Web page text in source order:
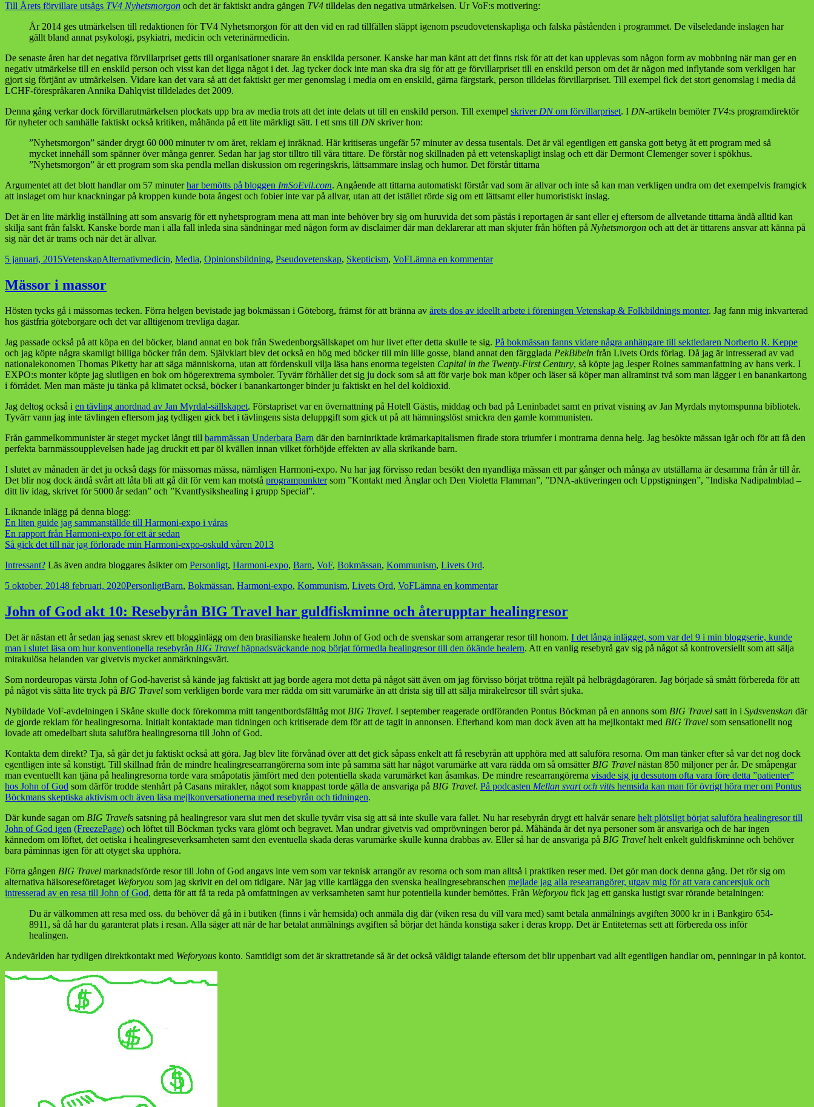
Till Årets förvillare utsågs TV4 Nyhetsmorgon och det är faktiskt andra gången TV4 tilldelas den negativa utmärkelsen. Ur VoF:s motivering:
År 2014 ges utmärkelsen till redaktionen för TV4 Nyhetsmorgon för att den vid en rad tillfällen släppt igenom pseudovetenskapliga och falska påståenden i programmet. De vilseledande inslagen har
gällt bland annat psykologi, psykiatri, medicin och veterinärmedicin.
De senaste åren har det negativa förvillarpriset getts till organisationer snarare än enskilda personer. Kanske har man känt att det finns risk för att det kan upplevas som någon form av mobbning när man ger en
negativ utmärkelse till en enskild person och visst kan det ligga något i det. Jag tycker dock inte man ska dra sig för att ge förvillarpriset till en enskild person om det är någon med inflytande som verkligen har
gjort sig förtjänt av utmärkelsen. Vidare kan det vara så att det faktiskt ger mer genomslag i media om en enskild, gärna färgstark, person tilldelas förvillarpriset. Till exempel fick det stort genomslag i media då
LCHF-förespråkaren Annika Dahlqvist tilldelades det 2009.
Denna gång verkar dock förvillarutmärkelsen plockats upp bra av media trots att det inte delats ut till en enskild person. Till exempel skriver DNom förvillarpriset. I DN-artikeln bemöter TV4:s programdirektör
för nyheter och samhälle faktiskt också kritiken, måhända på ett lite märkligt sätt. I ett sms till DNskriver hon:
”Nyhetsmorgon” sänder drygt 60 000 minuter tv om året, reklam ej inräknad. Här kritiseras ungefär 57 minuter av dessa tusentals. Det är väl egentligen ett ganska gott betyg åt ett program med så
mycket innehåll som spänner över många genrer. Sedan har jag stor tilltro till våra tittare. De förstår nog skillnaden på ett vetenskapligt inslag och ett där Dermont Clemenger sover i spökhus.
”Nyhetsmorgon” är ett program som ska pendla mellan diskussion om regeringskris, lättsammare inslag och humor. Det förstår tittarna
Argumentet att det blott handlar om 57 minuterhar bemötts på bloggen ImSoEvil.com. Angående att tittarna automatiskt förstår vad som är allvar och inte så kan man verkligen undra om det exempelvis framgick
att inslaget om hur knackningar på kroppen kunde bota ångest och fobier inte var på allvar, utan att det istället rörde sig om ett lättsamt eller humoristiskt inslag.
Det är en lite märklig inställning att som ansvarig för ett nyhetsprogram mena att man inte behöver bry sig om huruvida det som påstås i reportagen är sant eller ej eftersom de allvetande tittarna ändå alltid kan
skilja sant från falskt. Kanske borde man i alla fall inleda sina sändningar med någon form av disclaimer där man deklarerar att man skjuter från höften på Nyhetsmorgon och att det är tittarens ansvar att känna på
sig när det är trams och när det är allvar.
Postat
5 januari, 2015Kategorier
VetenskapTaggar
Alternativmedicin, Media, Opinionsbildning, Pseudovetenskap, Skepticism, VoFLämna en kommentartill
förvillare
Mässor i massor
Hösten tycks gå i mässornas tecken. Förra helgen bevistade jag bokmässan i Göteborg, främst för att bränna av årets dos av ideellt arbete i föreningen Vetenskap & Folkbildnings monter. Jag fann mig inkvarterad
hos gästfria göteborgare och det var alltigenom trevliga dagar.
Jag passade också på att köpa en del böcker, bland annat en bok från Swedenborgsällskapet om hur livet efter detta skulle te sig. På bokmässan fanns vidare några anhängare till sektledaren Norberto R. Keppe
och jag köpte några skamligt billiga böcker från dem. Självklart blev det också en hög med böcker till min lille gosse, bland annat den färgglada PekBibeln från Livets Ords förlag. Då jag är intresserad av vad
nationalekonomen Thomas Piketty har att säga människorna, utan att fördenskull vilja läsa hans enorma tegelsten Capital in the Twenty-First Century, så köpte jag Jesper Roines sammanfattning av hans verk. I
EXPO:s monter köpte jag slutligen en bok om högerextrema symboler. Tyvärr förhåller det sig ju dock som så att för varje bok man köper och läser så köper man allraminst två som man lägger i en banankartong
i förrådet. Men man måste ju tänka på klimatet också, böcker i banankartonger binder ju faktiskt en hel del koldioxid.
Jag deltog också i en tävling anordnad av Jan Myrdal-sällskapet. Förstapriset var en övernattning på Hotell Gästis, middag och bad på Leninbadet samt en privat visning av Jan Myrdals mytomspunna bibliotek.
Tyvärr vann jag inte tävlingen eftersom jag tydligen gick bet i tävlingens sista deluppgift som gick ut på att hämningslöst smickra den gamle kommunisten.
Från gammelkommunister är steget mycket långt till barnmässan Underbara Barn där den barninriktade krämarkapitalismen firade stora triumfer i montrarna denna helg. Jag besökte mässan igår och för att få den
perfekta barnmässoupplevelsen hade jag druckit ett par öl kvällen innan vilket förhöjde effekten av alla skrikande barn.
I slutet av månaden är det ju också dags för mässornas mässa, nämligen Harmoni-expo. Nu har jag förvisso redan besökt den nyandliga mässan ett par gånger och många av utställarna är desamma från år till år.
Det blir nog dock ändå svårt att låta bli att gå dit för vem kan motstå programpunktersom ”Kontakt med Änglar och Den Violetta Flamman”, ”DNA-aktiveringen och Uppstigningen”, ”Indiska Nadipalmblad –
ditt liv idag, skrivet för 5000 år sedan” och ”Kvantfysikshealing i grupp Special”.
Liknande inlägg på denna blogg:
En liten guide jag sammanställde till Harmoni-expo i våras
En rapport från Harmoni-expo för ett år sedan
Så gick det till när jag förlorade min Harmoni-expo-oskuld våren 2013
Intressant? Läs även andra bloggares åsikter om Personligt, Harmoni-expo, Barn, VoF, Bokmässan, Kommunism, Livets Ord.
Postat
5 oktober, 20148 februari, 2020Kategorier
PersonligtTaggar
Barn, Bokmässan, Harmoni-expo, Kommunism, Livets Ord, VoFLämna en kommentartill
massor
John of God akt 10: Resebyrån BIG Travel har guldfiskminne och återupptar healingresor
Det är nästan ett år sedan jag senast skrev ett blogginlägg om den brasilianske healern John of God och de svenskar som arrangerar resor till honom. I det långa inlägget, som var del 9 i min bloggserie, kunde
man i slutet läsa om hur konventionella resebyrån BIG Travel häpnadsväckande nog börjat förmedla healingresor till den ökände healern. Att en vanlig resebyrå gav sig på något så kontroversiellt som att sälja
mirakulösa helanden var givetvis mycket anmärkningsvärt.
Som nordeuropas värsta John of God-haverist så kände jag faktiskt att jag borde agera mot detta på något sätt även om jag förvisso börjat tröttna rejält på helbrägdagöraren. Jag började så smått förbereda för att
på något vis sätta lite tryck på BIG Travel som verkligen borde vara mer rädda om sitt varumärke än att drista sig till att sälja mirakelresor till svårt sjuka.
Nybildade VoF-avdelningen i Skåne skulle dock förekomma mitt tangentbordsfälttåg mot BIG Travel. I september reagerade ordföranden Pontus Böckman på en annons som BIG Travel satt in i Sydsvenskan där
de gjorde reklam för healingresorna. Initialt kontaktade man tidningen och kritiserade dem för att de tagit in annonsen. Efterhand kom man dock även att ha mejlkontakt med BIG Travel som sensationellt nog
lovade att omedelbart sluta saluföra healingresorna till John of God.
Kontakta dem direkt? Tja, så går det ju faktiskt också att göra. Jag blev lite förvånad över att det gick såpass enkelt att få resebyrån att upphöra med att saluföra resorna. Om man tänker efter så var det nog dock
egentligen inte så konstigt. Till skillnad från de mindre healingresearrangörerna som inte på samma sätt har något varumärke att vara rädda om så omsätter BIG Travel nästan 850 miljoner per år. De småpengar
man eventuellt kan tjäna på healingresorna torde vara småpotatis jämfört med den potentiella skada varumärket kan åsamkas. De mindre researrangörerna visade sig ju dessutom ofta vara före detta ”patienter”
hos John of God som därför trodde stenhårt på Casans mirakler, något som knappast torde gälla de ansvariga på BIG Travel. På podcasten Mellan svart och vitts hemsida kan man för övrigt höra mer om Pontus
Böckmans skeptiska aktivism och även läsa mejlkonversationerna med resebyrån och tidningen.
Där kunde sagan om BIG Travels satsning på healingresor vara slut men det skulle tyvärr visa sig att så inte skulle vara fallet. Nu har resebyrån drygt ett halvår senare helt plötsligt börjat saluföra healingresor till
John of God igen (FreezePage) och löftet till Böckman tycks vara glömt och begravet. Man undrar givetvis vad omprövningen beror på. Måhända är det nya personer som är ansvariga och de har ingen
kännedom om löftet, det oetiska i healingreseverksamheten samt den eventuella skada deras varumärke skulle kunna drabbas av. Eller så har de ansvariga på BIG Travel helt enkelt guldfiskminne och behöver
bara påminnas igen för att otyget ska upphöra.
Förra gången BIG Travel marknadsförde resor till John of God angavs inte vem som var teknisk arrangör av resorna och som man alltså i praktiken reser med. Det gör man dock denna gång. Det rör sig om
alternativa hälsoreseföretaget Weforyou som jag skrivit en del om tidigare. När jag ville kartlägga den svenska healingresebranschen mejlade jag alla researrangörer, utgav mig för att vara cancersjuk och
intresserad av en resa till John of God, detta för att få ta reda på omfattningen av verksamheten samt hur potentiella kunder bemöttes. Från Weforyou fick jag ett ganska lustigt svar rörande betalningen:
Du är välkommen att resa med oss. du behöver då gå in i butiken (finns i vår hemsida) och anmäla dig där (viken resa du vill vara med) samt betala anmälnings avgiften 3000 kr in i Bankgiro 654-
8911, så då har du garanterat plats i resan. Alla säger att när de har betalat anmälnings avgiften så börjar det hända konstiga saker i deras kropp. Det är Entiteternas sett att förbereda oss inför
healingen.
Andevärlden har tydligen direktkontakt med Weforyous konto. Samtidigt som det är skrattretande så är det också väldigt talande eftersom det blir uppenbart vad allt egentligen handlar om, penningar in på kontot.